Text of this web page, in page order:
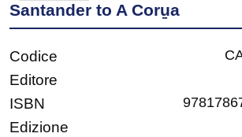
Santander to A Coru̱a
Codice
Editore
ISBN
Edizione